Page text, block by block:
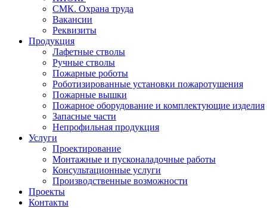
СМК. Охрана труда
Вакансии
Реквизиты
Продукция
Лафетные стволы
Ручные стволы
Пожарные роботы
Роботизированные установки пожаротушения
Пожарные вышки
Пожарное оборудование и комплектующие изделия
Запасные части
Непрофильная продукция
Услуги
Проектирование
Монтажные и пусконаладочные работы
Консультационные услуги
Производственные возможности
Проекты
Контакты